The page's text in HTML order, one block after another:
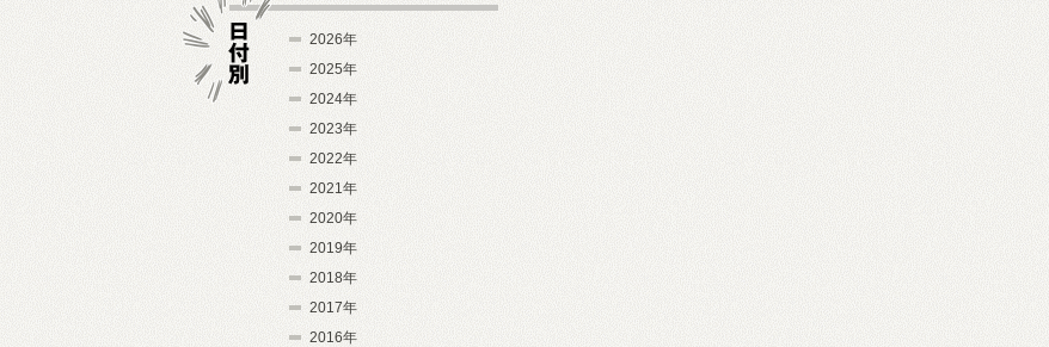
2026年
2025年
2024年
2023年
2022年
2021年
2020年
2019年
2018年
2017年
2016年